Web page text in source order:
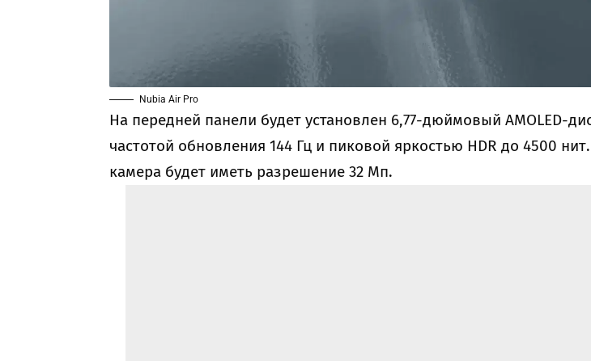
Nubia Air Pro
На передней панели будет установлен 6,77-дюймовый AMOLED-
частотой обновления 144 Гц и пиковой яркостью HDR до 4500
камера будет иметь разрешение 32 Мп.